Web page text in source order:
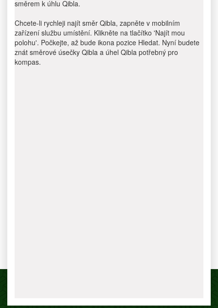
směrem k úhlu Qibla.
Chcete-li rychleji najít směr Qibla, zapněte v mobilním
zařízení službu umístění. Klikněte na tlačítko 'Najít mou
polohu'. Počkejte, až bude ikona pozice Hledat. Nyní budete
znát směrové úsečky Qibla a úhel Qibla potřebný pro
kompas.